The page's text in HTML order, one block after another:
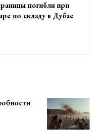
погибли при
по складу в Дубае